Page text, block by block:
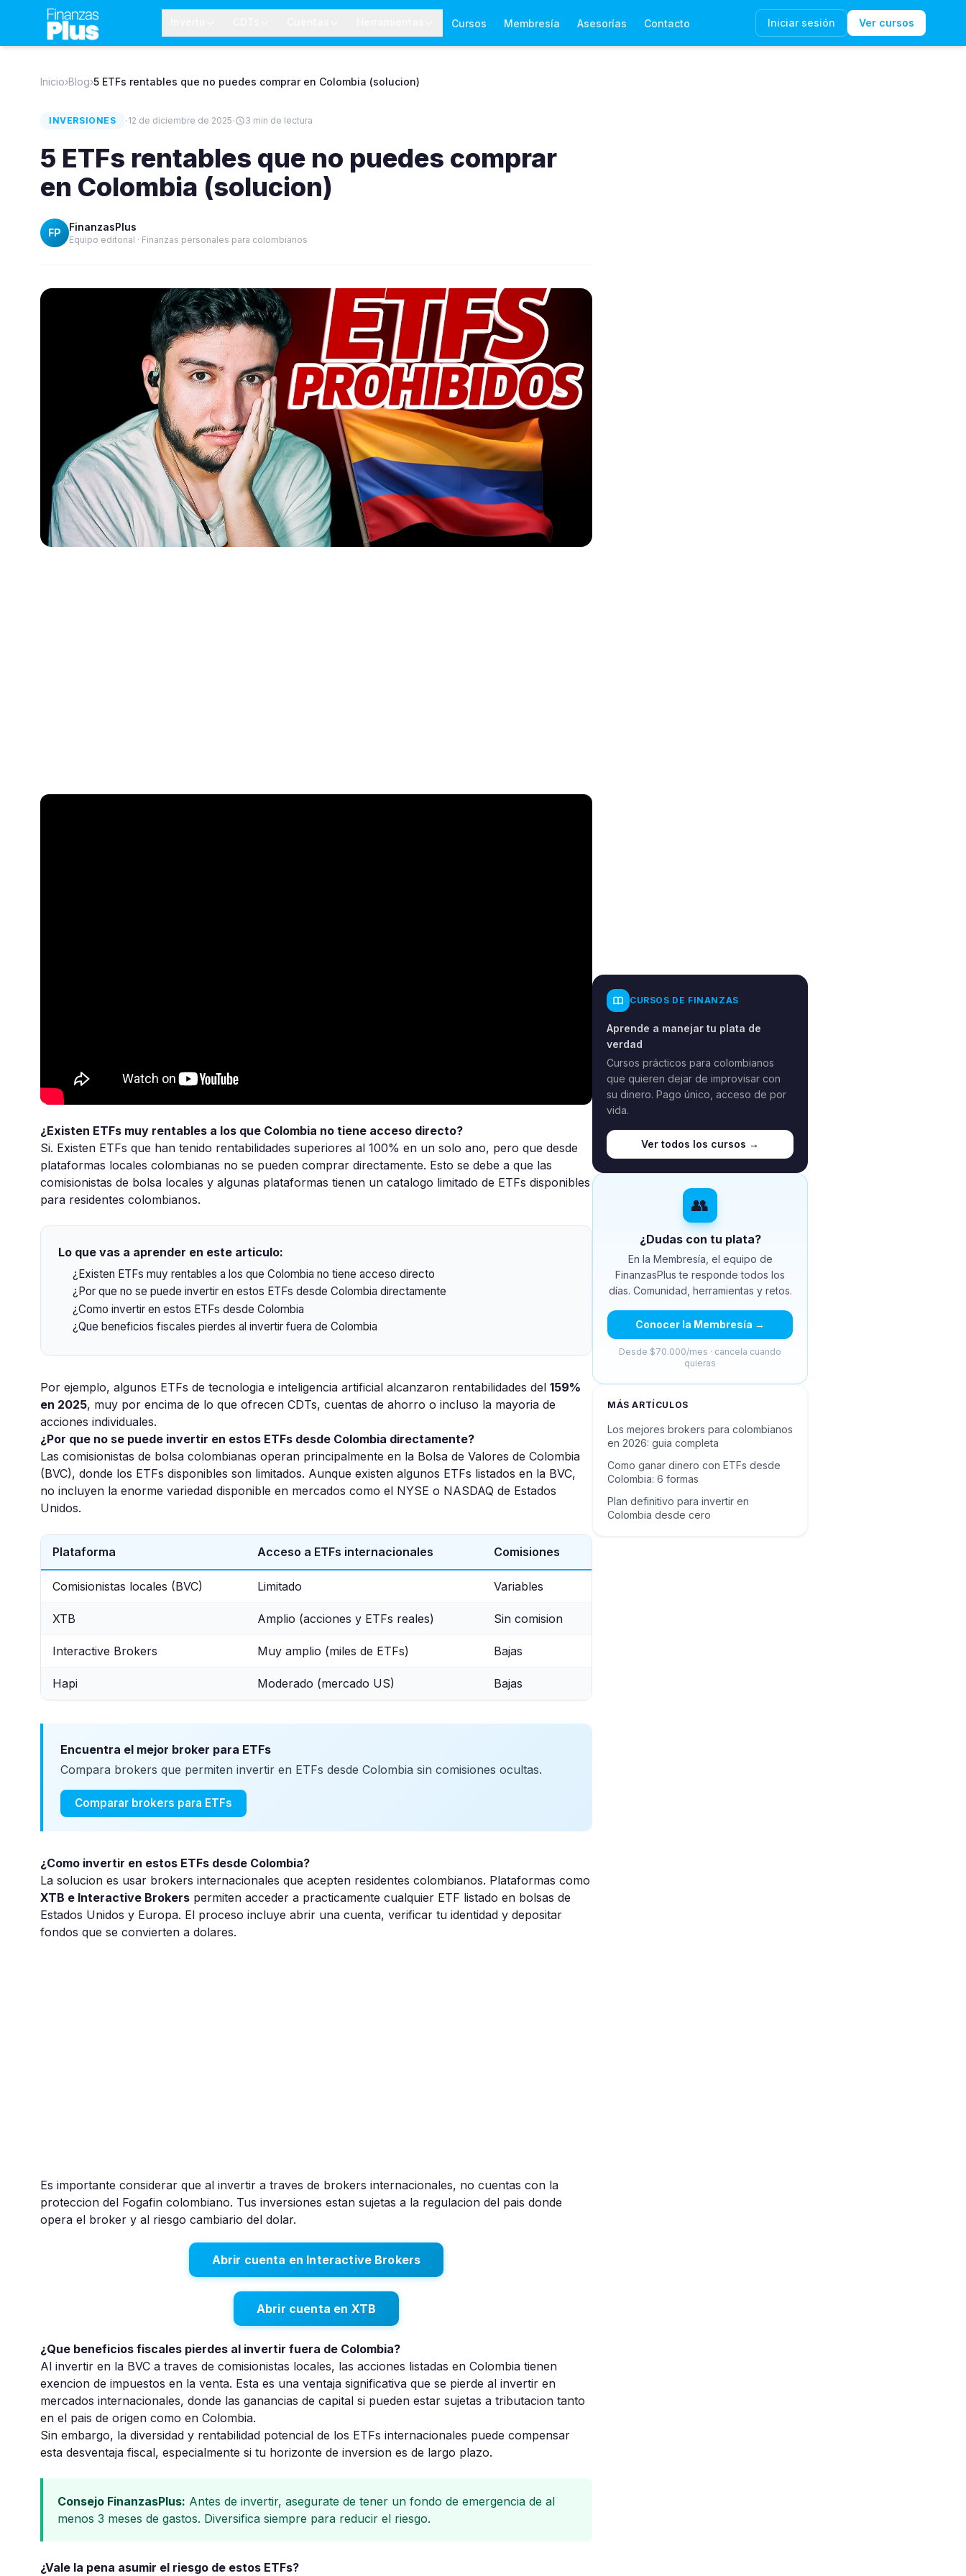
Cursos Membresía Asesorías Contacto Iniciar sesión Ver cursos
Inicio›Blog›5 ETFs rentables que no puedes comprar en Colombia (solucion)
INVERSIONES ·12 de diciembre de 2025· 3 min de lectura
5 ETFs rentables que no puedes comprar
en Colombia (solucion)
FP FinanzasPlus
Equipo editorial · Finanzas personales para colombianos
¿Existen ETFs muy rentables a los que Colombia no tiene acceso directo?
Si. Existen ETFs que han tenido rentabilidades superiores al 100% en un solo ano, pero que desde
plataformas locales colombianas no se pueden comprar directamente. Esto se debe a que las
comisionistas de bolsa locales y algunas plataformas tienen un catalogo limitado de ETFs disponibles
para residentes colombianos.
Lo que vas a aprender en este articulo:
¿Existen ETFs muy rentables a los que Colombia no tiene acceso directo
¿Por que no se puede invertir en estos ETFs desde Colombia directamente
¿Como invertir en estos ETFs desde Colombia
¿Que beneficios fiscales pierdes al invertir fuera de Colombia
Por ejemplo, algunos ETFs de tecnologia e inteligencia artificial alcanzaron rentabilidades del 159%
en 2025, muy por encima de lo que ofrecen CDTs, cuentas de ahorro o incluso la mayoria de
acciones individuales.
¿Por que no se puede invertir en estos ETFs desde Colombia directamente?
Las comisionistas de bolsa colombianas operan principalmente en la Bolsa de Valores de Colombia
(BVC), donde los ETFs disponibles son limitados. Aunque existen algunos ETFs listados en la BVC,
no incluyen la enorme variedad disponible en mercados como el NYSE o NASDAQ de Estados
Unidos.
Plataforma Acceso a ETFs internacionales Comisiones
Comisionistas locales (BVC) Limitado Variables
XTB Amplio (acciones y ETFs reales) Sin comision
Interactive Brokers Muy amplio (miles de ETFs) Bajas
Hapi Moderado (mercado US) Bajas
Encuentra el mejor broker para ETFs
Compara brokers que permiten invertir en ETFs desde Colombia sin comisiones ocultas.
Comparar brokers para ETFs
¿Como invertir en estos ETFs desde Colombia?
La solucion es usar brokers internacionales que acepten residentes colombianos. Plataformas como
XTB e Interactive Brokers permiten acceder a practicamente cualquier ETF listado en bolsas de
Estados Unidos y Europa. El proceso incluye abrir una cuenta, verificar tu identidad y depositar
fondos que se convierten a dolares.
Es importante considerar que al invertir a traves de brokers internacionales, no cuentas con la
proteccion del Fogafin colombiano. Tus inversiones estan sujetas a la regulacion del pais donde
opera el broker y al riesgo cambiario del dolar.
Abrir cuenta en Interactive Brokers
Abrir cuenta en XTB
¿Que beneficios fiscales pierdes al invertir fuera de Colombia?
Al invertir en la BVC a traves de comisionistas locales, las acciones listadas en Colombia tienen
exencion de impuestos en la venta. Esta es una ventaja significativa que se pierde al invertir en
mercados internacionales, donde las ganancias de capital si pueden estar sujetas a tributacion tanto
en el pais de origen como en Colombia.
Sin embargo, la diversidad y rentabilidad potencial de los ETFs internacionales puede compensar
esta desventaja fiscal, especialmente si tu horizonte de inversion es de largo plazo.
Consejo FinanzasPlus: Antes de invertir, asegurate de tener un fondo de emergencia de al
menos 3 meses de gastos. Diversifica siempre para reducir el riesgo.
¿Vale la pena asumir el riesgo de estos ETFs?
CURSOS DE FINANZAS
Aprende a manejar tu plata de
verdad
Cursos prácticos para colombianos
que quieren dejar de improvisar con
su dinero. Pago único, acceso de por
vida.
Ver todos los cursos →
👥
¿Dudas con tu plata?
En la Membresía, el equipo de
FinanzasPlus te responde todos los
días. Comunidad, herramientas y retos.
Conocer la Membresía →
Desde $70.000/mes · cancela cuando
quieras
MÁS ARTÍCULOS
Los mejores brokers para colombianos
en 2026: guia completa
Como ganar dinero con ETFs desde
Colombia: 6 formas
Plan definitivo para invertir en
Colombia desde cero